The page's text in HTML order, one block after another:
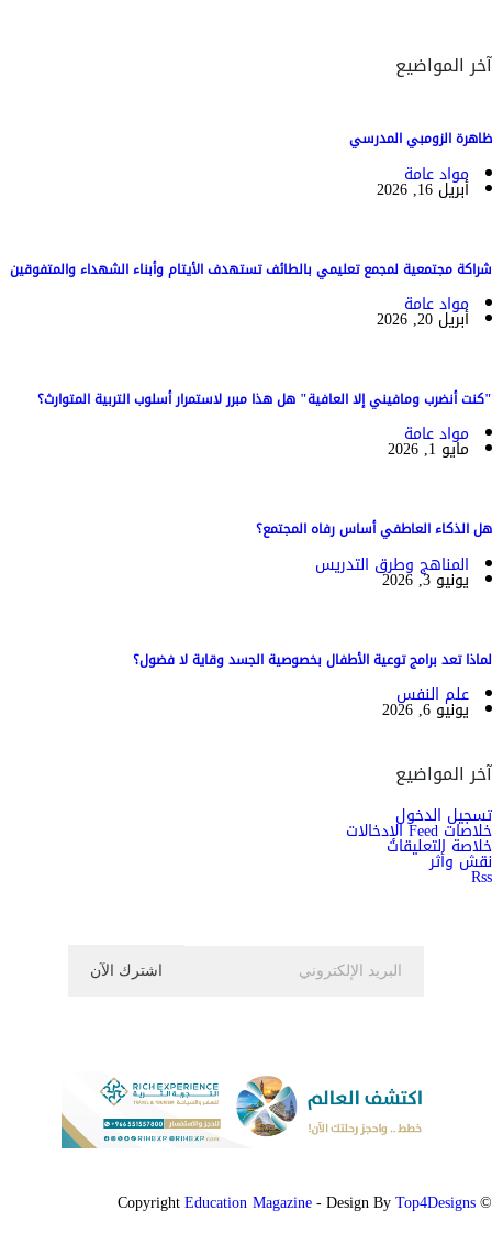
آخر المواضيع
ظاهرة الزومبي المدرسي
مواد عامة
أبريل 16, 2026
شراكة مجتمعية لمجمع تعليمي بالطائف تستهدف الأيتام وأبناء الشهداء والمتفوقين
مواد عامة
أبريل 20, 2026
"كنت أنضرب ومافيني إلا العافية" هل هذا مبرر لاستمرار أسلوب التربية المتوارث؟
مواد عامة
مايو 1, 2026
هل الذكاء العاطفي أساس رفاه المجتمع؟
المناهج وطرق التدريس
يونيو 3, 2026
لماذا تعد برامج توعية الأطفال بخصوصية الجسد وقاية لا فضول؟
علم النفس
يونيو 6, 2026
آخر المواضيع
تسجيل الدخول
خلاصات Feed الإدخالات
خلاصة التعليقات
نقش وأثر
Rss
© Copyright
Education Magazine - Design By Top4Designs